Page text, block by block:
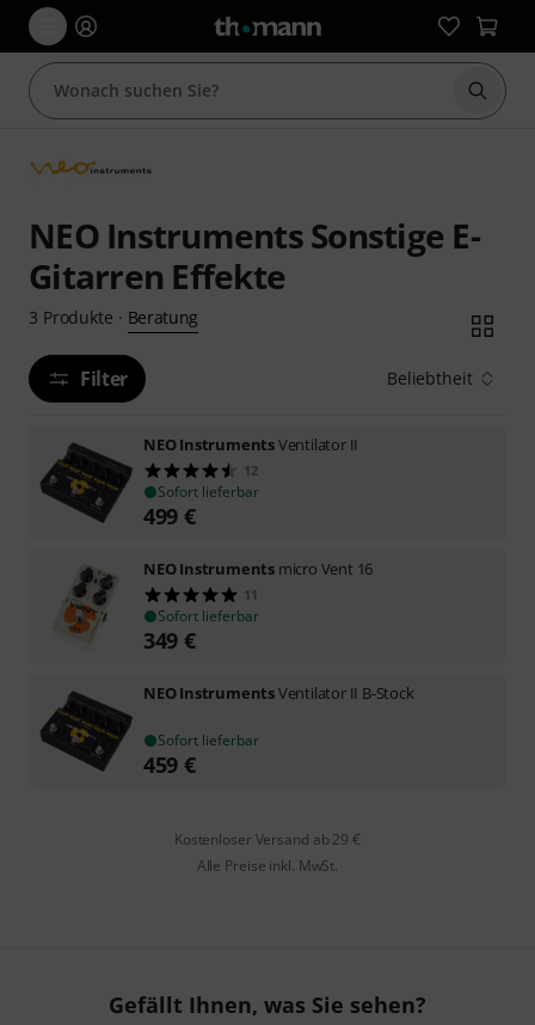
Suche
NEO Instruments Sonstige E-
Gitarren Effekte
3 Produkte · Beratung
Filter Beliebtheit
NEO InstrumentsVentilator II
12
Sofort lieferbar
499 €
NEO Instruments micro Vent 16
11
Sofort lieferbar
349 €
NEO InstrumentsVentilator II B-Stock
Sofort lieferbar
459 €
Kostenloser Versand ab 29 €
Alle Preise inkl. MwSt.
Gefällt Ihnen, was Sie sehen?